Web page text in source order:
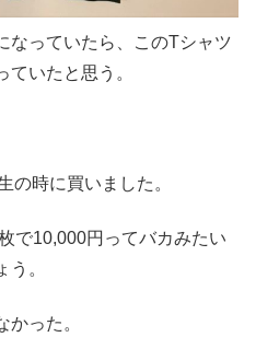
なっていたら、このTシャツ
ていたと思う。
の時に買いました。
で10,000円ってバカみたい
。
った。